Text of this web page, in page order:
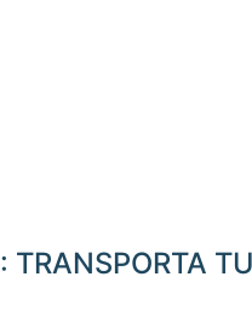
: TRANSPORTA